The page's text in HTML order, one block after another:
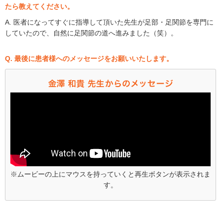
たら教えてください。
A. 医者になってすぐに指導して頂いた先生が足部・足関節を専門に
していたので、自然に足関節の道へ進みました（笑）。
Q. 最後に患者様へのメッセージをお願いいたします。
※ムービーの上にマウスを持っていくと再生ボタンが表示されま
す。